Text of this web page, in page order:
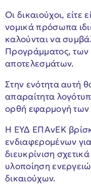
Οι δικαιούχοι, είτε
νομικά πρόσωπα
καλούνται να
Προγράμματος,
αποτελεσμάτων.
Στην ενότητα αυτή
απαραίτητα
ορθή εφαρμογή των
Η ΕΥΔ ΕΠΑνΕΚ
ενδιαφερομένων
διευκρίνιση
υλοποίηση
δικαιούχων.